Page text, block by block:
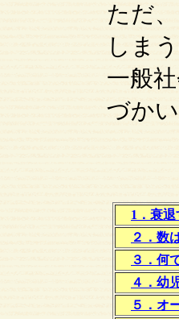
ただ
しま
一般
づか
1．衰
２．数
３．何
４．幼
５．オ